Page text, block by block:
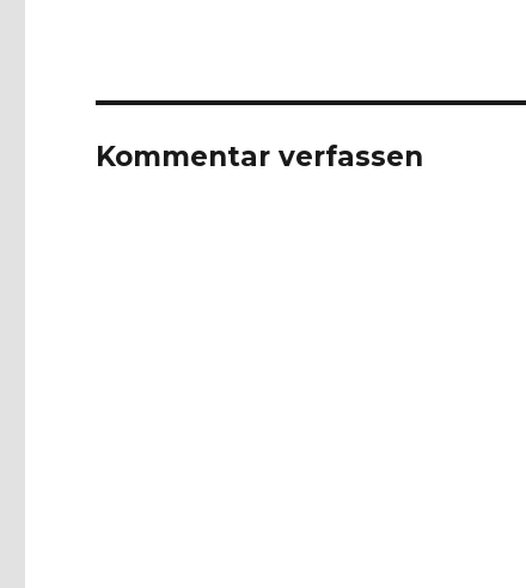
Kommentar verfassen